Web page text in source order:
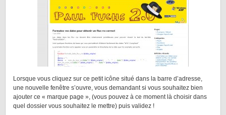
Lorsque vous cliquez sur ce petit icône situé dans la barre d’adresse,
une nouvelle fenêtre s’ouvre, vous demandant si vous souhaitez bien
ajouter ce « marque page », (vous pouvez à ce moment là choisir dans
quel dossier vous souhaitez le mettre) puis validez !